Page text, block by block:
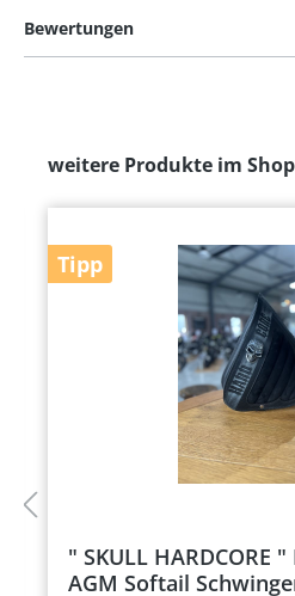
Bewertungen
weitere Produkte im Shop
Tipp
" SKULL HARDCORE
AGM Softail